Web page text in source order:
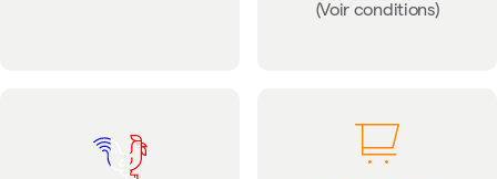
(Voir conditions)